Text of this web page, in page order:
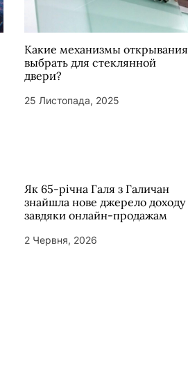
Какие механизмы открывания
выбрать для стеклянной
двери?
25 Листопада, 2025
Як 65-річна Галя з Галичан
знайшла нове джерело доходу
завдяки онлайн-продажам
2 Червня, 2026